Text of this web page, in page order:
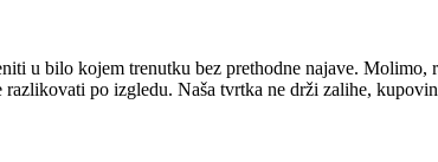
u bilo kojem trenutku bez prethodne najave. Molimo,
po izgledu. Naša tvrtka ne drži zalihe,